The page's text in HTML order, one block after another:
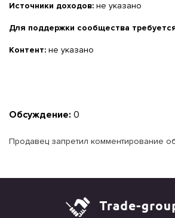
Источники доходов: не указано
Для поддержки сообщества
Контент: не указано
Обсуждение: 0
Продавец запретил комментирование